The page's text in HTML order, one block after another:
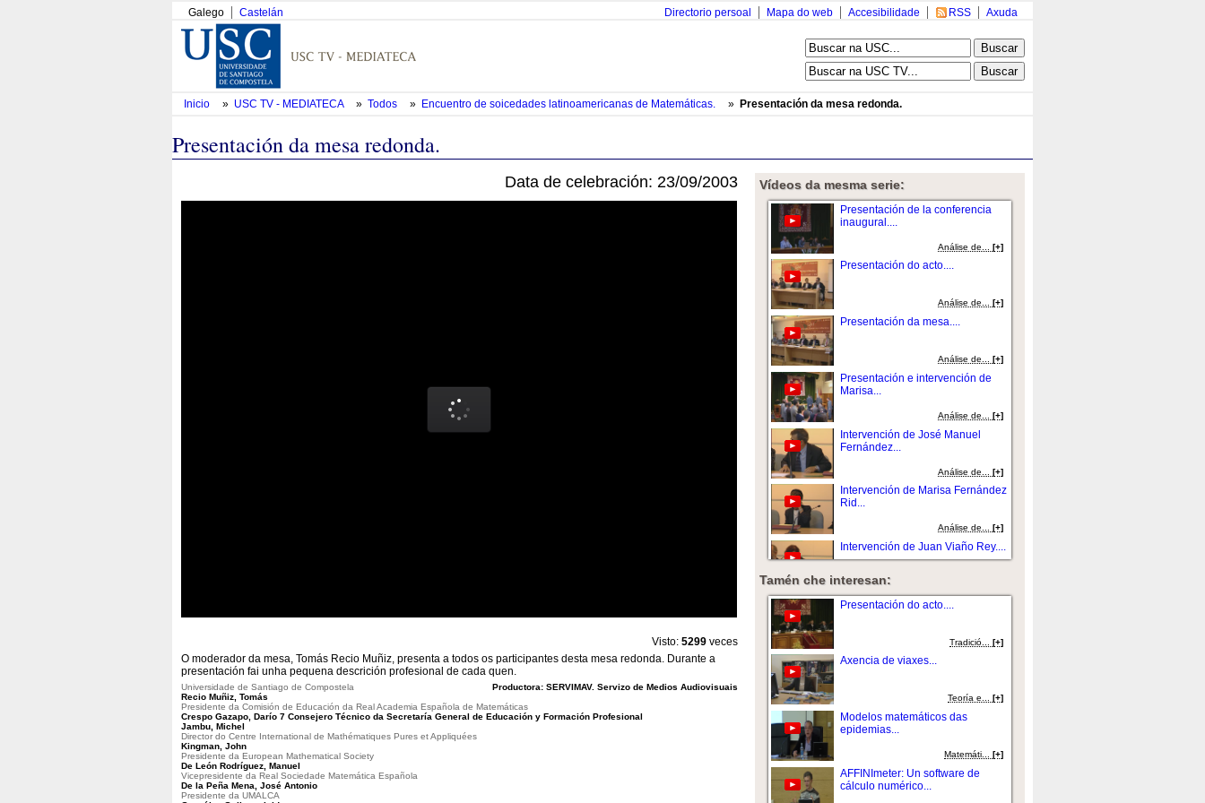
Galego Castelán Axuda
RSS
Accesibilidade
Mapa do web
Directorio persoal
Inicio » USC TV - MEDIATECA » Todos » Encuentro de soicedades latinoamericanas de Matemáticas. » Presentación da mesa redonda.
Presentación da mesa redonda.
Data de celebración: 23/09/2003
Visto: 5299 veces
O moderador da mesa, Tomás Recio Muñiz, presenta a todos os participantes desta mesa redonda. Durante a
presentación fai unha pequena descrición profesional de cada quen.
Productora: SERVIMAV. Servizo de Medios Audiovisuais
Universidade de Santiago de Compostela
Recio Muñiz, Tomás
Presidente da Comisión de Educación da Real Academia Española de Matemáticas
Crespo Gazapo, Darío 7 Consejero Técnico da Secretaría General de Educación y Formación Profesional
Jambu, Michel
Director do Centre International de Mathématiques Pures et Appliquées
Kingman, John
Presidente da European Mathematical Society
De León Rodríguez, Manuel
Vicepresidente da Real Sociedade Matemática Española
De la Peña Mena, José Antonio
Presidente da UMALCA
Vídeos da mesma serie:
Presentación de la conferencia
inaugural....
Análise de...[+]
Presentación do acto....
Análise de... [+]
Presentación da mesa....
Análise de...[+]
Presentación e intervención de
Marisa...
Análise de...[+]
Intervención de José Manuel
Fernández...
Análise de...[+]
Intervención de Marisa Fernández
Rid...
Análise de...[+]
Intervención de Juan Viaño Rey....
Presentación da mesa redonda....
Análise de...[+]
Intervención de Juan Viaño Rey....
Análise de...[+]
Intervención de Dario Crespo....
Análise de...[+]
Intervención de Pedro Merino
Gómez....
Tamén che interesan:
Presentación do acto....
Tradició...[+]
Axencia de viaxes...
Teoría e... [+]
Modelos matemáticos das
epidemias...
Matemáti...[+]
AFFINImeter: Un software de
cálculo numérico...